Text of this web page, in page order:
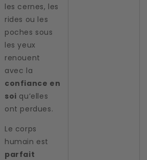
les cernes, les
rides ou les
poches sous
les yeux
renouent
avec la
confiance en
soi qu’elles
ont perdues.
Le corps
humain est
parfait